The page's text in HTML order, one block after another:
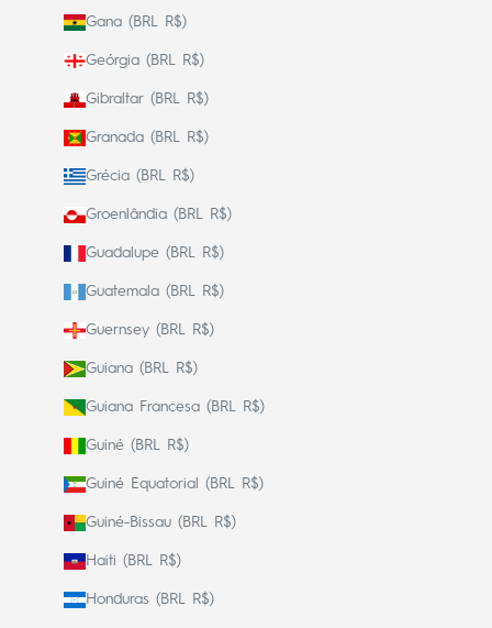
Gana (BRL R$)
Geórgia (BRL R$)
Gibraltar (BRL R$)
Granada (BRL R$)
Grécia (BRL R$)
Groenlândia (BRL R$)
Guadalupe (BRL R$)
Guatemala (BRL R$)
Guernsey (BRL R$)
Guiana (BRL R$)
Guiana Francesa (BRL R$)
Guiné (BRL R$)
Guiné Equatorial (BRL R$)
Guiné-Bissau (BRL R$)
Haiti (BRL R$)
Honduras (BRL R$)